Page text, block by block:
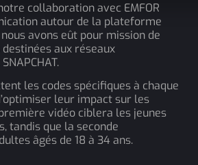
collaboration avec EMFOR
autour de la plateforme
nous avons eût pour mission de
aux réseaux
SNAPCHAT.
les codes spécifiques à chaque
leur impact sur les
vidéo ciblera les jeunes
, tandis que la seconde
âgés de 18 à 34 ans.